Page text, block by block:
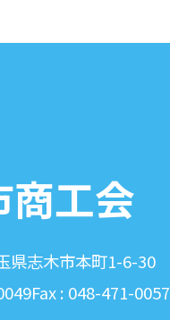
商工会
県志木市本町1-6-30
Fax : 048-471-0057